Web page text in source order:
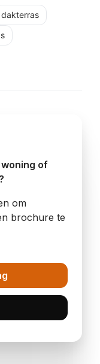
dakterras
of
om
brochure te